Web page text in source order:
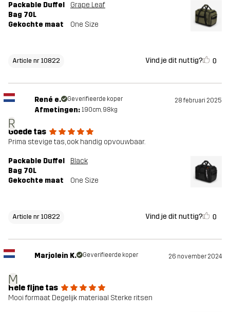
Packable Duffel
Bag 70L
Grape Leaf
Gekochte maat One Size
Article nr 10822 Vind je dit nuttig? 0
R
René e. Geverifieerde koper 28 februari 2025
Afmetingen: 190cm, 98kg
Goede tas
Prima stevige tas, ook handig opvouwbaar.
Packable Duffel
Bag 70L
Black
Gekochte maat One Size
Article nr 10822 Vind je dit nuttig? 0
M
Marjolein K. Geverifieerde koper 26 november 2024
Hele fijne tas
Mooi formaat Degelijk materiaal Sterke ritsen